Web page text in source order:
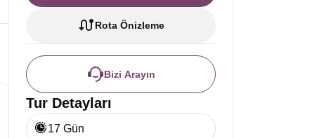
Rota Önizleme
Bizi Arayın
Tur Detayları
17 Gün